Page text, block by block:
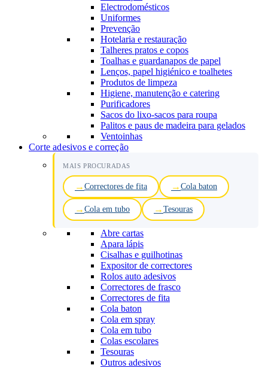
Electrodomésticos
Uniformes
Prevenção
Hotelaria e restauração
Talheres pratos e copos
Toalhas e guardanapos de papel
Lenços, papel higiénico e toalhetes
Produtos de limpeza
Higiene, manutenção e catering
Purificadores
Sacos do lixo-sacos para roupa
Palitos e paus de madeira para gelados
Ventoinhas
Corte adesivos e correção
MAIS PROCURADAS
Correctores de fita Cola baton
Cola em tubo Tesouras
Abre cartas
Apara lápis
Cisalhas e guilhotinas
Expositor de correctores
Rolos auto adesivos
Correctores de frasco
Correctores de fita
Cola baton
Cola em spray
Cola em tubo
Colas escolares
Tesouras
Outros adesivos